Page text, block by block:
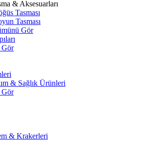
& Aksesuarları
Tasması
Tasması
Gör
Gör
& Sağlık Ürünleri
Gör
& Krakerleri